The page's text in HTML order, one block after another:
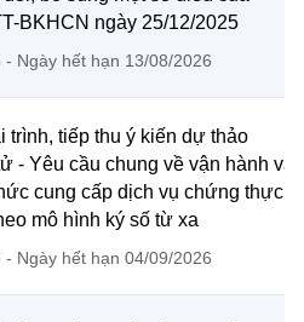
VÀ CÔNG NGHỆ
AND TECHNOLOGY
BKHCN ngày 25/12/2025
Ngày hết hạn 13/08/2026
trình, tiếp thu ý kiến dự thảo
- Yêu cầu chung về vận hành và
cung cấp dịch vụ chứng thực
mô hình ký số từ xa
Ngày hết hạn 04/09/2026